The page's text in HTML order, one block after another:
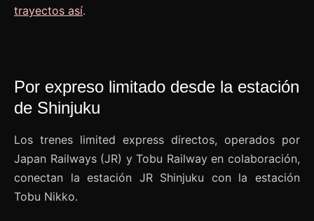
trayectos así.
Por expreso limitado desde la estación
de Shinjuku
Los trenes limited express directos, operados por
Japan Railways (JR) y Tobu Railway en colaboración,
conectan la estación JR Shinjuku con la estación
Tobu Nikko.